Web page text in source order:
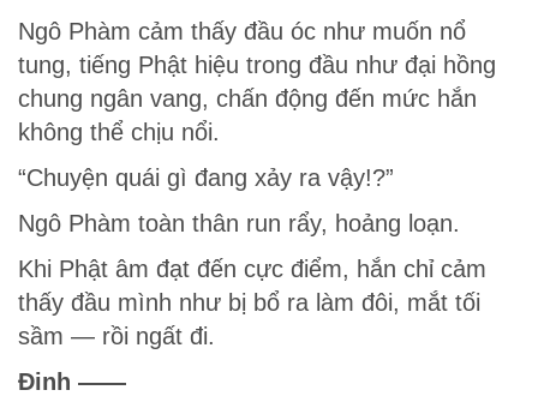
Ngô Phàm cảm thấy đầu óc như muốn nổ
tung, tiếng Phật hiệu trong đầu như đại hồng
chung ngân vang, chấn động đến mức hắn
không thể chịu nổi.
“Chuyện quái gì đang xảy ra vậy!?”
Ngô Phàm toàn thân run rẩy, hoảng loạn.
Khi Phật âm đạt đến cực điểm, hắn chỉ cảm
thấy đầu mình như bị bổ ra làm đôi, mắt tối
sầm — rồi ngất đi.
Đinh ——